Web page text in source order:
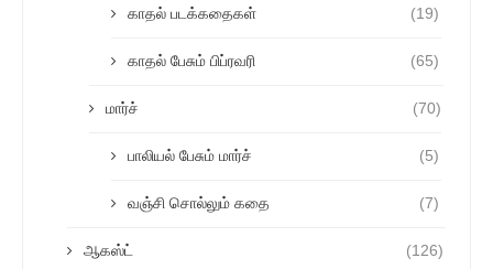
காதல் படக்கதைகள் (19)
காதல் பேசும் பிப்ரவரி (65)
மார்ச் (70)
பாலியல் பேசும் மார்ச் (5)
வஞ்சி சொல்லும் கதை (7)
ஆகஸ்ட் (126)